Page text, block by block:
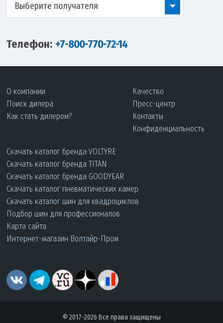
Выберите получателя
Телефон: +7-800-770-72-14
О компании
Поиск дилера
Как стать дилером?
Качество
Пресс-центр
Контакты
Конфиденциальность
Скачать каталог бренда VOLTYRE
Скачать каталог бренда TITAN
Скачать каталог бренда GOODYEAR
Скачать каталог пневматических камер
Скачать каталог шин для квадроциклов
Подбор шин для профессионалов
Карта сайта
Интернет-магазин Волтайр-Пром
© 2017-2026 Все права защищены